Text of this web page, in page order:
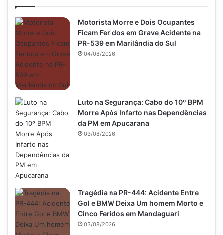
Motorista Morre e Dois Ocupantes
Ficam Feridos em Grave Acidente na
PR-539 em Marilândia do Sul
04/08/2026
Luto na Segurança: Cabo do 10º BPM
Morre Após Infarto nas Dependências
da PM em Apucarana
03/08/2026
Tragédia na PR-444: Acidente Entre
Gol e BMW Deixa Um homem Morto e
Cinco Feridos em Mandaguari
03/08/2026